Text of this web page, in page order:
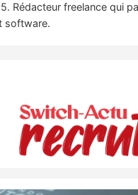
Rédacteur freelance qui
software.